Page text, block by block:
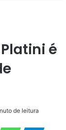
é
de leitura